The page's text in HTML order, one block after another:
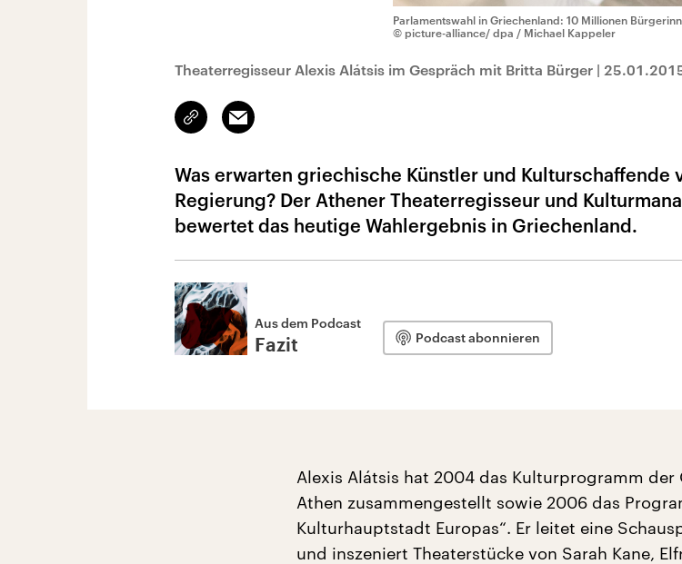
Parlamentswahl in Griechenland: 10 Millionen
© picture-alliance/ dpa / Michael Kappeler
Theaterregisseur Alexis Alátsis im Gespräch mit Britta Bürger |
Link
kopieren/teilen
Email
Was erwarten griechische Künstler und Kulturschaffende
Regierung? Der Athener Theaterregisseur und
bewertet das heutige Wahlergebnis in Griechenland.
Aus dem Podcast
Fazit Podcast abonnieren
Alexis Alátsis hat 2004 das Kulturprogramm der
Athen zusammengestellt sowie 2006 das
Kulturhauptstadt Europas“. Er leitet eine
und inszeniert Theaterstücke von Sarah Kane,